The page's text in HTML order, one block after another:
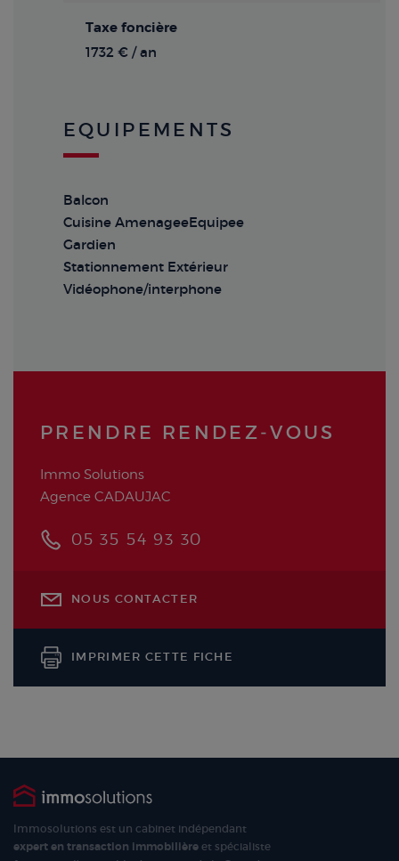
Taxe foncière
1732 € / an
EQUIPEMENTS
Balcon
Cuisine AmenageeEquipee
Gardien
Stationnement Extérieur
Vidéophone/interphone
PRENDRE RENDEZ‑VOUS
Immo Solutions
Agence CADAUJAC
05 35 54 93 30
NOUS CONTACTER
IMPRIMER CETTE FICHE
Immosolutions est un cabinet indépendant
expert en transaction immobilière et spécialiste